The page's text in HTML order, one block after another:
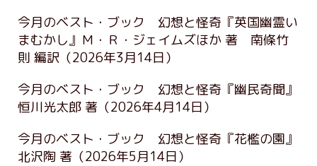
今月のベスト・ブック 幻想と怪奇『英国幽霊い
まむかし』Ｍ・Ｒ・ジェイムズほか 著 南條竹
則 編訳 （2026年3月14日）
今月のベスト・ブック 幻想と怪奇『幽民奇聞』
恒川光太郎 著 （2026年4月14日）
今月のベスト・ブック 幻想と怪奇『花檻の園』
北沢陶 著 （2026年5月14日）